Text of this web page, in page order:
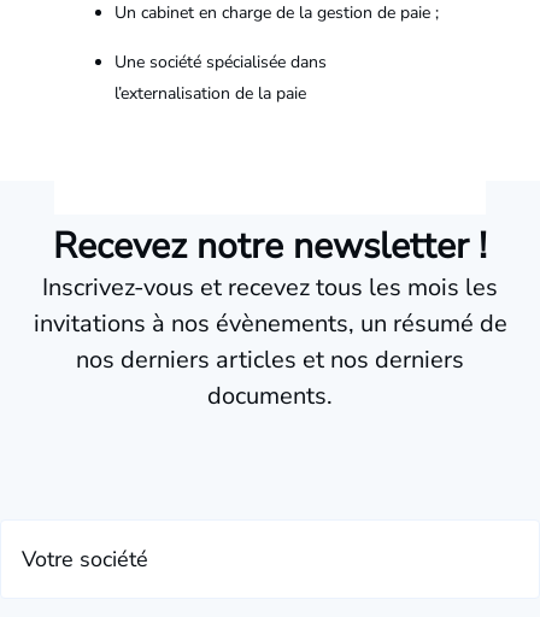
Un cabinet en charge de la gestion de paie ;
Une société spécialisée dans
l’externalisation de la paie
Recevez notre newsletter !
Inscrivez-vous et recevez tous les mois les
invitations à nos évènements, un résumé de
nos derniers articles et nos derniers
documents.
Votre société